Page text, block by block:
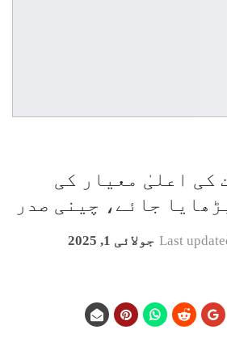
کی اعلیٰ معیار کی
جائے، چینی صدر
Last جولائی 1, 2025